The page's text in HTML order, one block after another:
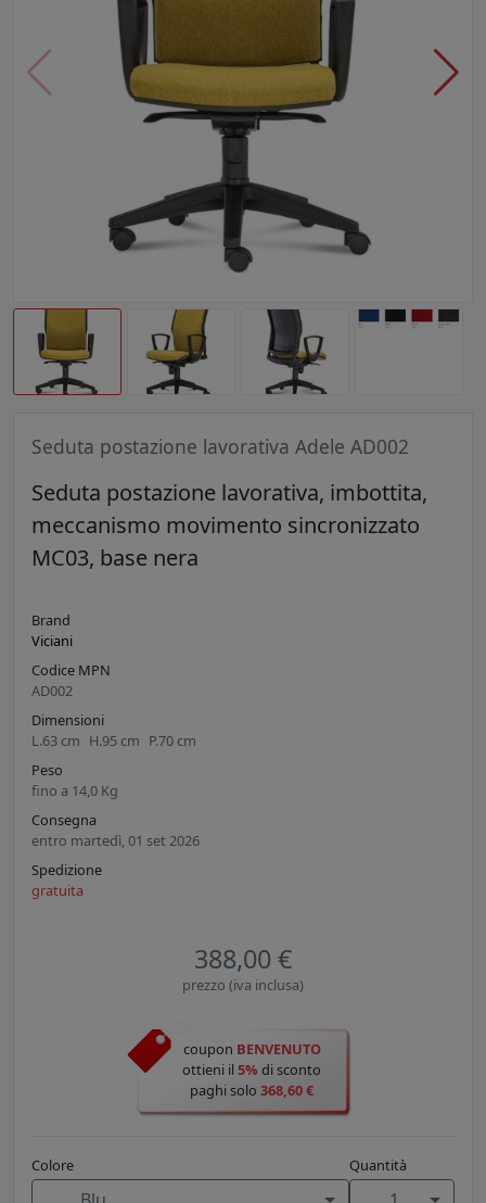
Seduta postazione lavorativa Adele AD002
Seduta postazione lavorativa, imbottita,
meccanismo movimento sincronizzato
MC03, base nera
Brand
Viciani
Codice MPN
AD002
Dimensioni
L.63 cm H.95 cm P.70 cm
Peso
fino a 14,0 Kg
Consegna
entro martedì, 01 set 2026
Spedizione
gratuita
388,00 €
prezzo (iva inclusa)
coupon BENVENUTO
ottieni il5% di sconto
paghi solo 368,60 €
Colore Quantità